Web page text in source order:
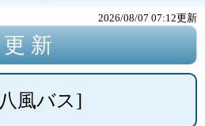
2026/08/07 07:12更新
八風バス]